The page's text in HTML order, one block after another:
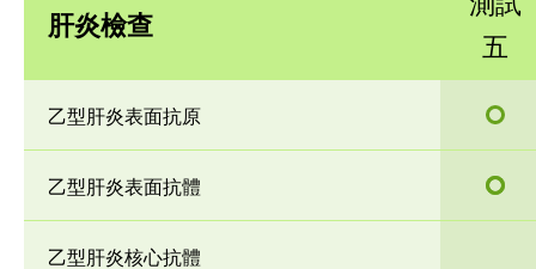
肝炎檢查
五
乙型肝炎表面抗原
乙型肝炎表面抗體
乙型肝炎核心抗體